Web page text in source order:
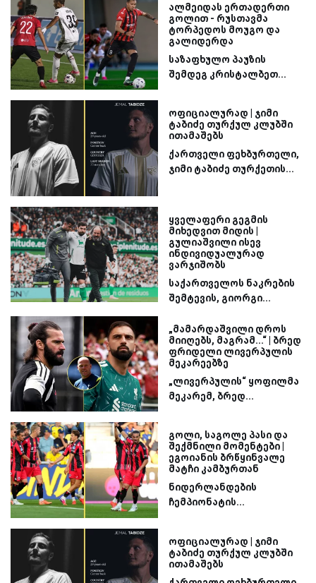
ალმეიდას ერთადერთი
გოლით - რუსთავმა
ტორპედოს მოუგო და
გალიდერდა
საზაფხულო პაუზის
შემდეგ კრისტალბეთ...
ოფიციალურად | ჯიმი
ტაბიძე თურქულ კლუბში
ითამაშებს
ქართველი ფეხბურთელი,
ჯიმი ტაბიძე თურქეთის...
ყველაფერი გეგმის
მიხედვით მიდის |
გულიაშვილი ისევ
ინდივიდუალურად
ვარჯიშობს
საქართველოს ნაკრების
შემტევის, გიორგი...
„მამარდაშვილი დროს
მიიღებს, მაგრამ...“ | ბრედ
ფრიდელი ლივერპულის
მეკარეებზე
„ლივერპულის“ ყოფილმა
მეკარემ, ბრედ...
გოლი, საგოლე პასი და
შექმნილი მომენტები |
ეგოიანის ბრწყინვალე
მატჩი კამბურთან
ნიდერლანდების
ჩემპიონატის...
ოფიციალურად | ჯიმი
ტაბიძე თურქულ კლუბში
ითამაშებს